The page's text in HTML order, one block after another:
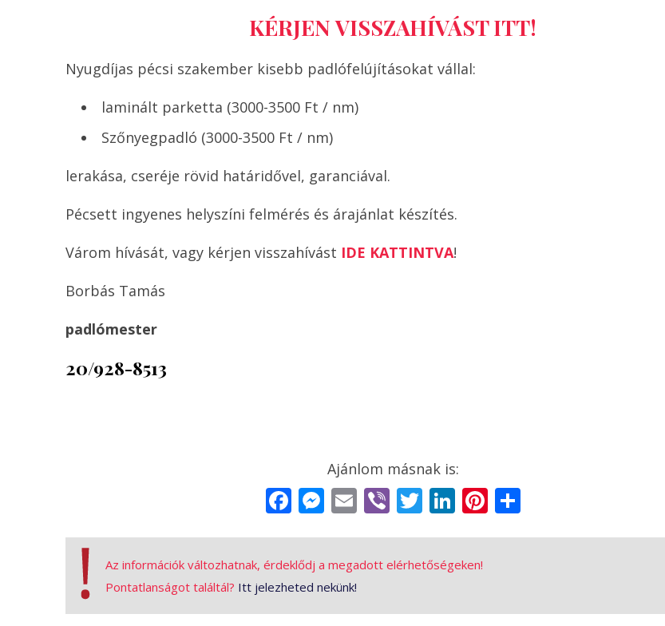
KÉRJEN VISSZAHÍVÁST ITT!
Nyugdíjas pécsi szakember kisebb padlófelújításokat vállal:
laminált parketta (3000-3500 Ft / nm)
Szőnyegpadló (3000-3500 Ft / nm)
lerakása, cseréje rövid határidővel, garanciával.
Pécsett ingyenes helyszíni felmérés és árajánlat készítés.
Várom hívását, vagy kérjen visszahívást IDE KATTINTVA!
Borbás Tamás
padlómester
20/928-8513
Facebook
Messenger
EmailViberTwitter
LinkedIn
Pinterest
Share
Az információk változhatnak, érdeklődj a megadott elérhetőségeken!
Pontatlanságot találtál? Itt jelezheted nekünk!